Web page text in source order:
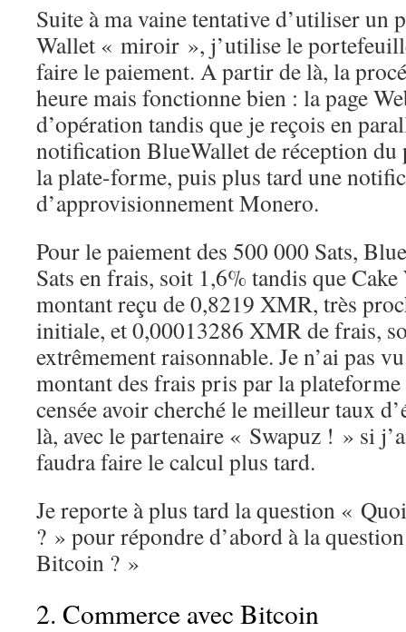
Suite à ma vaine tentative d’utiliser un
Wallet « miroir », j’utilise le
faire le paiement. A partir de là, la
heure mais fonctionne bien : la page
d’opération tandis que je reçois en
notification BlueWallet de réception
la plate-forme, puis plus tard une
d’approvisionnement Monero.
Pour le paiement des 500 000 Sats,
Sats en frais, soit 1,6% tandis que
montant reçu de 0,8219 XMR, très
initiale, et 0,00013286 XMR de frais,
extrêmement raisonnable. Je n’ai pas
montant des frais pris par la
censée avoir cherché le meilleur taux
là, avec le partenaire « Swapuz ! » si
faudra faire le calcul plus tard.
Je reporte à plus tard la question «
? » pour répondre d’abord à la
Bitcoin ? »
2. Commerce avec Bitcoin